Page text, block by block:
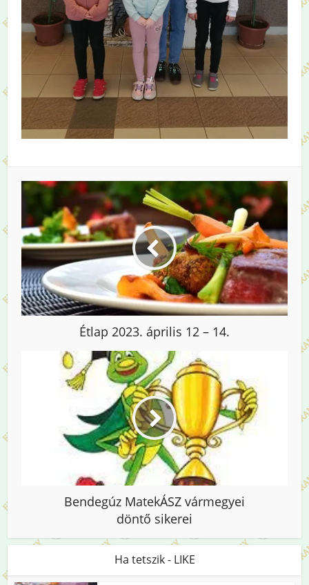
Étlap 2023. április 12 – 14.
Bendegúz MatekÁSZ vármegyei
döntő sikerei
Ha tetszik - LIKE